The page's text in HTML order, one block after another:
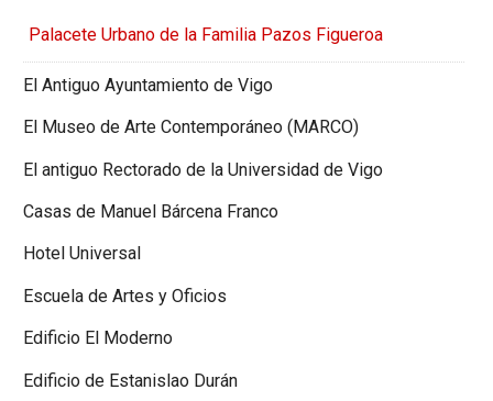
Palacete Urbano de la Familia Pazos Figueroa
El Antiguo Ayuntamiento de Vigo
El Museo de Arte Contemporáneo (MARCO)
El antiguo Rectorado de la Universidad de Vigo
Casas de Manuel Bárcena Franco
Hotel Universal
Escuela de Artes y Oficios
Edificio El Moderno
Edificio de Estanislao Durán